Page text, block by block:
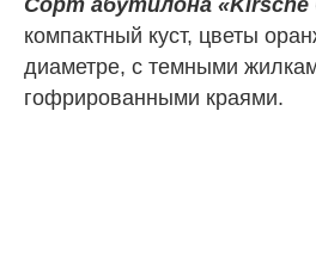
компактный куст, цветы
диаметре, с темными
гофрированными краями.